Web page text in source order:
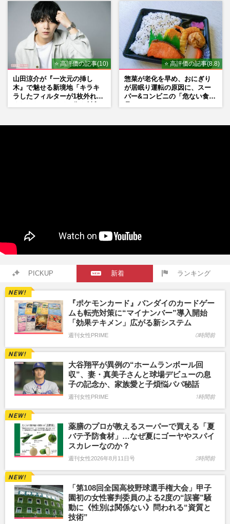
⭐ 高評価の記事(10)
山田涼介が『一次元の挿し
木』で魅せる新境地「キラキ
ラしたフィルターが1枚外れて
⭐ 高評価の記事(8.8)
惣菜が老化を早め、おにぎり
が居眠り運転の原因に、スー
パー&コンビニの「危ない食
PICKUP 新着 ランキング
『ポケモンカード』バンダイのカードゲー
ムも転売対策に“マイナンバー”導入開始
「効果テキメン」広がる新システム
週刊女性PRIME 0時間前
大谷翔平が異例の“ホームランボール回
収”、妻・真美子さんと球場デビューの息
子の記念か、家族愛と子煩悩パパ秘話
週刊女性PRIME 1時間前
薬膳のプロが教えるスーパーで買える「夏
バテ予防食材」…なぜ夏にゴーヤやスパイ
スカレーなのか？
週刊女性2026年8月11日号 2時間前
「第108回全国高校野球選手権大会」甲子
園初の女性審判委員のよる2度の“誤審”騒
動に《性別は関係ない》問われる“資質と
技術”